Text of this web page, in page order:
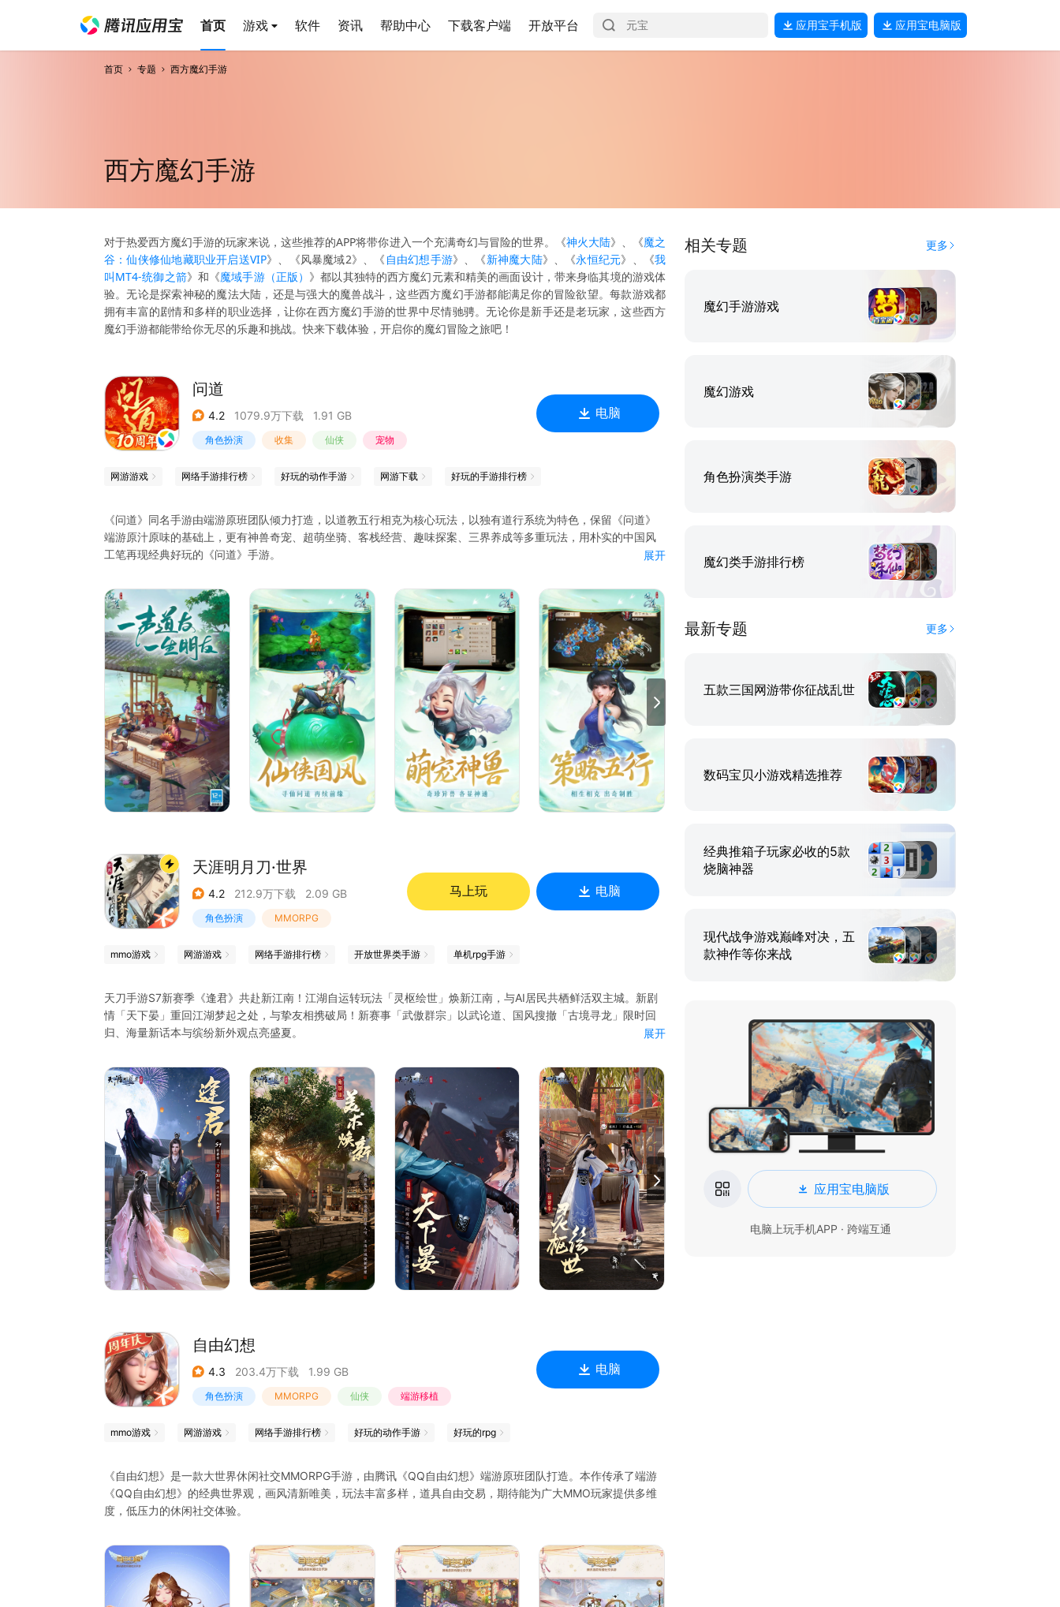
首页 游戏 软件 资讯 帮助中心 下载客户端 开放平台 应用宝手机版 应用宝电脑版
首页 专题 西方魔幻手游
西方魔幻手游
对于热爱西方魔幻手游的玩家来说，这些推荐的APP将带你进入一个充满奇幻与冒险的世界。《神火大陆》、《魔之
谷：仙侠修仙地藏职业开启送VIP》、《风暴魔域2》、《 自由幻想手游》、《新神魔大陆》、《永恒纪元》、《我
叫MT4-统御之箭》和《魔域手游（正版） 》都以其独特的西方魔幻元素和精美的画面设计，带来身临其境的游戏体
验。无论是探索神秘的魔法大陆，还是与强大的魔兽战斗，这些西方魔幻手游都能满足你的冒险欲望。每款游戏都
拥有丰富的剧情和多样的职业选择，让你在西方魔幻手游的世界中尽情驰骋。无论你是新手还是老玩家，这些西方
魔幻手游都能带给你无尽的乐趣和挑战。快来下载体验，开启你的魔幻冒险之旅吧！
问道
4.2 1079.9万下载 1.91 GB
角色扮演 收集 仙侠 宠物
电脑
网游游戏 网络手游排行榜 好玩的动作手游 网游下载 好玩的手游排行榜
《问道》同名手游由端游原班团队倾力打造，以道教五行相克为核心玩法，以独有道行系统为特色，保留《问道》
端游原汁原味的基础上，更有神兽奇宠、超萌坐骑、客栈经营、趣味探案、三界养成等多重玩法，用朴实的中国风
工笔再现经典好玩的《问道》手游。
展开
天涯明月刀·世界
4.2 212.9万下载 2.09 GB
角色扮演 MMORPG
马上玩 电脑
mmo游戏 网游游戏 网络手游排行榜 开放世界类手游 单机rpg手游
天刀手游S7新赛季《逢君》共赴新江南！江湖自运转玩法「灵枢绘世」焕新江南，与AI居民共栖鲜活双主城。新剧
情「天下晏」重回江湖梦起之处，与挚友相携破局！新赛事「武傲群宗」以武论道、国风搜撤「古境寻龙」限时回
归、海量新话本与缤纷新外观点亮盛夏。
殊途同归的玩法体验为核心，持续打磨丰富趣味玩法/活动池，重塑PVP/PVE/PVX全品类玩法体系与经济生态；凭借
行业领先的美术技术与打击感打造十四门派八荒武学，让少侠在多模式竞技体系中享受酣畅淋漓的战斗手感；在良
性的经济循环与轻简江湖中欢迎少侠随时回家！每一刻，都是加入江湖的好时机。
展开
自由幻想
4.3 203.4万下载 1.99 GB
角色扮演 MMORPG 仙侠 端游移植
电脑
mmo游戏 网游游戏 网络手游排行榜 好玩的动作手游 好玩的rpg
《自由幻想》是一款大世界休闲社交MMORPG手游，由腾讯《QQ自由幻想》端游原班团队打造。本作传承了端游
《QQ自由幻想》的经典世界观，画风清新唯美，玩法丰富多样，道具自由交易，期待能为广大MMO玩家提供多维
度，低压力的休闲社交体验。
相关专题 更多
魔幻手游游戏
魔幻游戏
角色扮演类手游
魔幻类手游排行榜
最新专题 更多
五款三国网游带你征战乱世
数码宝贝小游戏精选推荐
经典推箱子玩家必收的5款
烧脑神器
现代战争游戏巅峰对决，五
款神作等你来战
应用宝电脑版
电脑上玩手机APP · 跨端互通